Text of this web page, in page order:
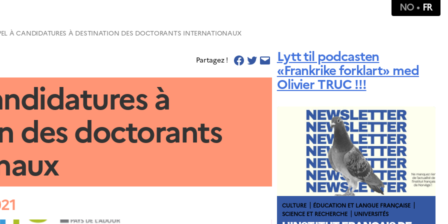
NO FR
À CANDIDATURES À DESTINATION DES DOCTORANTS INTERNATIONAUX
Partagez !
à
des doctorants
Lytt til podcasten
«Frankrike forklart» med
Olivier TRUC !!!
CULTURE | ÉDUCATION ET LANGUE FRANÇAISE |
SCIENCE ET RECHERCHE | UNIVERSITÉS